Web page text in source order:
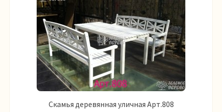
Скамья деревянная уличная Арт.808